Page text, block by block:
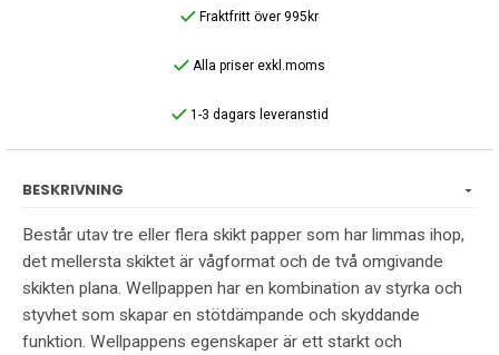
Fraktfritt över 995kr
Alla priser exkl.moms
1-3 dagars leveranstid
BESKRIVNING
Består utav tre eller flera skikt papper som har limmas ihop,
det mellersta skiktet är vågformat och de två omgivande
skikten plana. Wellpappen har en kombination av styrka och
styvhet som skapar en stötdämpande och skyddande
funktion. Wellpappens egenskaper är ett starkt och